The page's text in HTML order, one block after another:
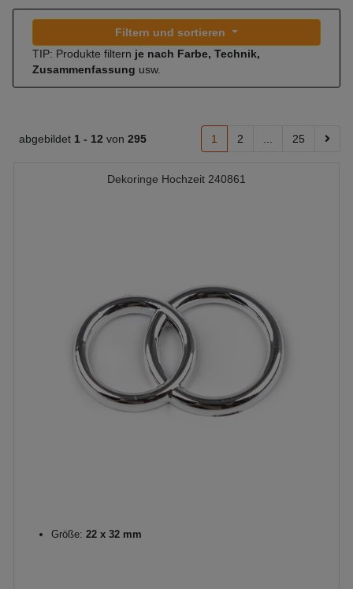
Filtern und sortieren
TIP: Produkte filtern je nach Farbe, Technik,
Zusammenfassung usw.
abgebildet 1 - 12 von 295 1 2 25
Dekoringe Hochzeit 240861
Größe: 22 x 32 mm